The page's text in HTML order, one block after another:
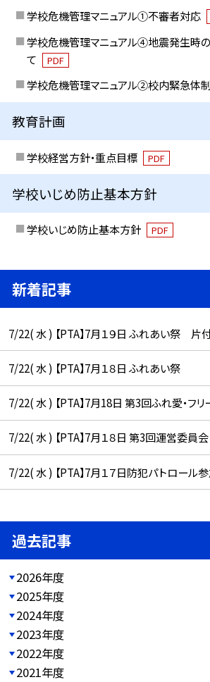
学校危機管理マニュアル①不審者対応
学校危機管理マニュアル④地震発生時
て
PDF
学校危機管理マニュアル②校内緊急体制
教育計画
学校経営方針・重点目標 PDF
学校いじめ防止基本方針
学校いじめ防止基本方針 PDF
新着記事
7/22( 水 ) 【PTA】7月１９日 ふれあい祭 片
7/22( 水 ) 【PTA】7月１８日 ふれあい祭
7/22( 水 ) 【PTA】7月18日 第3回ふれ愛・フリ
7/22( 水 ) 【PTA】7月１８日 第3回運営委員会
7/22( 水 ) 【PTA】7月１７日防犯パトロール
過去記事
2026年度
2025年度
2024年度
2023年度
2022年度
2021年度